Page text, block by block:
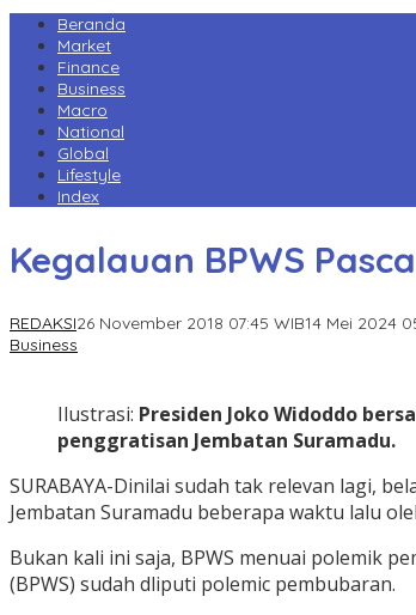
Beranda
Market
Finance
Business
Macro
National
Global
Lifestyle
Index
Kegalauan BPWS
REDAKSI26 November 2018 07:45 WIB14 Mei 2024
Business
Ilustrasi: Presiden Joko Widoddo
penggratisan Jembatan Suramadu.
SURABAYA-Dinilai sudah tak relevan lagi,
Jembatan Suramadu beberapa waktu lalu
Bukan kali ini saja, BPWS menuai polemik
(BPWS) sudah dliputi polemic pembubaran.